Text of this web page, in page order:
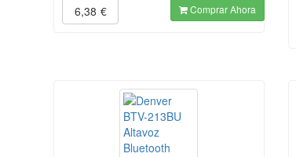
6,38 € Comprar Ahora